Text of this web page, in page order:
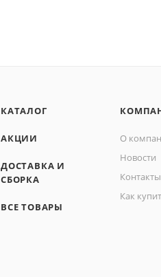
КАТАЛОГ
АКЦИИ
ДОСТАВКА И
СБОРКА
ВСЕ ТОВАРЫ
О
Новости
Контакты
Как